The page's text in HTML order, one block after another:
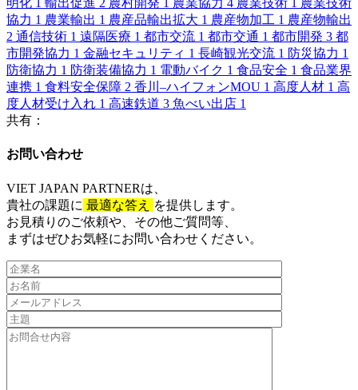
明化 1 輸出促進 2 農村開発 1 農業協力 4 農業技術 1 農業技術
協力 1 農業輸出 1 農産品輸出拡大 1 農産物加工 1 農産物輸出
2 通信技術 1 遠隔医療 1 都市交流 1 都市交通 1 都市開発 3 都
市開発協力 1 金融セキュリティ 1 長崎観光交流 1 防災協力 1
防衛協力 1 防衛装備協力 1 電動バイク 1 食品安全 1 食品業界
連携 1 食料安全保障 2 香川–ハイフォンMOU 1 高度人材 1 高
度人材受け入れ 1 高速鉄道 3 魚べい出店 1
共有：
お問い合わせ​
VIET JAPAN PARTNERは、
貴社の課題に 最適な答え
を提供します。
お見積りのご依頼や、その他ご質問等、​
まずはぜひお気軽にお問い合わせください。​